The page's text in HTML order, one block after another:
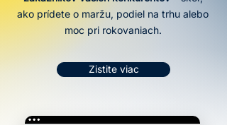
ako prídete o maržu, podiel na trhu alebo
moc pri rokovaniach.
Zistite viac